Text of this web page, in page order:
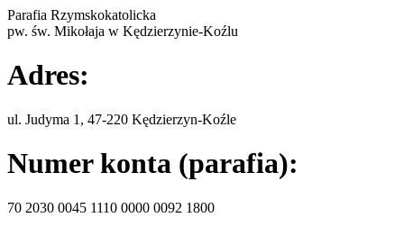
Parafia Rzymskokatolicka
pw. św. Mikołaja w Kędzierzynie-Koźlu
Adres:
ul. Judyma 1, 47-220 Kędzierzyn-Koźle
Numer konta (parafia):
70 2030 0045 1110 0000 0092 1800